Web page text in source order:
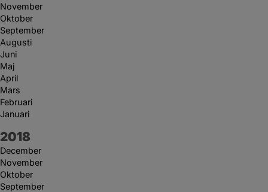
November
Oktober
September
Augusti
Juni
Maj
April
Mars
Februari
Januari
År:
2018
December
November
Oktober
September